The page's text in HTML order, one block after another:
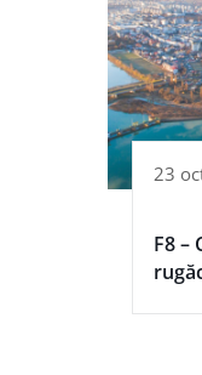
23
F8 –